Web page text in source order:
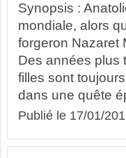
Synopsis :
mondiale, alors
forgeron Nazaret
Des années plus
filles sont
dans une quête
Publié le 17/01/